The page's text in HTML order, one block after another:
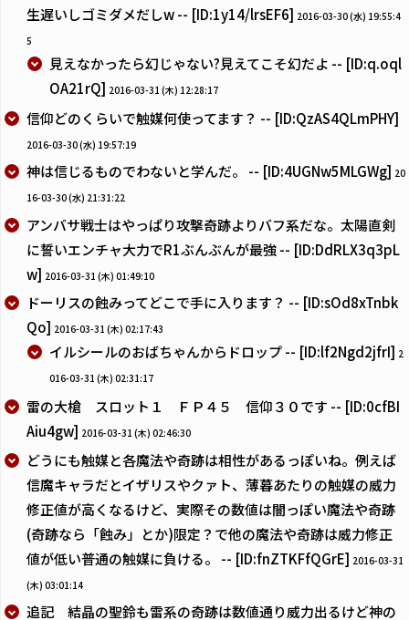
生遅いしゴミダメだしw -- [ID:1y14/lrsEF6] 2016-03-30 (水) 19:55:4
5
見えなかったら幻じゃない?見えてこそ幻だよ -- [ID:q.oql
OA21rQ] 2016-03-31 (木) 12:28:17
信仰どのくらいで触媒何使ってます？ -- [ID:QzAS4QLmPHY]
2016-03-30 (水) 19:57:19
神は信じるものでわないと学んだ。 -- [ID:4UGNw5MLGWg] 20
16-03-30 (水) 21:31:22
アンバサ戦士はやっぱり攻撃奇跡よりバフ系だな。太陽直剣
に誓いエンチャ大力でR1ぶんぶんが最強 -- [ID:DdRLX3q3pL
w] 2016-03-31 (木) 01:49:10
ドーリスの蝕みってどこで手に入ります？ -- [ID:sOd8xTnbk
Qo] 2016-03-31 (木) 02:17:43
イルシールのおばちゃんからドロップ -- [ID:lf2Ngd2jfrI] 2
016-03-31 (木) 02:31:17
雷の大槍 スロット１ ＦＰ４５ 信仰３０です -- [ID:0cfBI
Aiu4gw] 2016-03-31 (木) 02:46:30
どうにも触媒と各魔法や奇跡は相性があるっぽいね。例えば
信魔キャラだとイザリスやクァト、薄暮あたりの触媒の威力
修正値が高くなるけど、実際その数値は闇っぽい魔法や奇跡
(奇跡なら「蝕み」とか)限定？で他の魔法や奇跡は威力修正
値が低い普通の触媒に負ける。 -- [ID:fnZTKFfQGrE] 2016-03-31
(木) 03:01:14
追記 結晶の聖鈴も雷系の奇跡は数値通り威力出るけど神の